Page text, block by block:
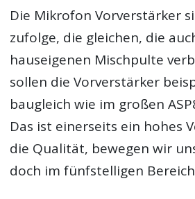
Die Mikrofon Vorverstärker
zufolge, die gleichen, die
hauseigenen Mischpulte
sollen die Vorverstärker
baugleich wie im großen
Das ist einerseits ein hohes
die Qualität, bewegen wir
doch im fünfstelligen